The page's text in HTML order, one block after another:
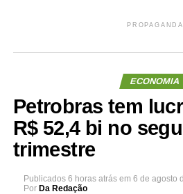
PROPAGANDA
ECONOMIA
Petrobras tem
R$ 52,4 bi no
trimestre
Publicados 6 horas atrás em 6 de agosto
Por Da Redação